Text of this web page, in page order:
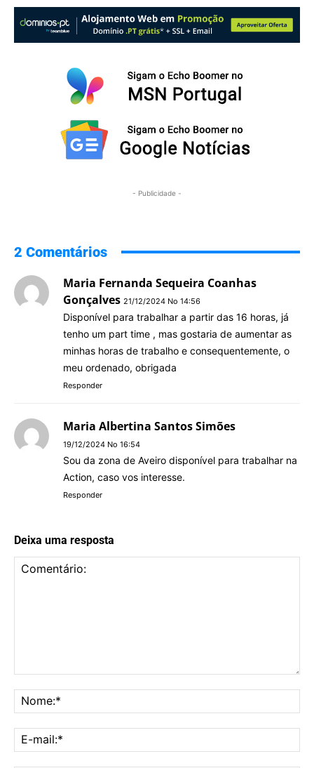
- Publicidade -
2 Comentários
Maria Fernanda Sequeira Coanhas
Gonçalves 21/12/2024 No 14:56
Disponível para trabalhar a partir das 16 horas, já
tenho um part time , mas gostaria de aumentar as
minhas horas de trabalho e consequentemente, o
meu ordenado, obrigada
Responder
Maria Albertina Santos Simões
19/12/2024 No 16:54
Sou da zona de Aveiro disponível para trabalhar na
Action, caso vos interesse.
Responder
Deixa uma resposta